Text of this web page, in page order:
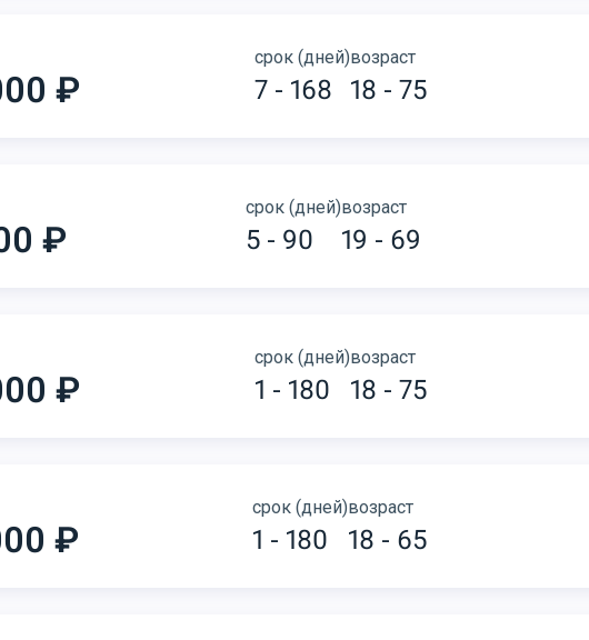
₽
срок (дней)
7 - 168
возраст
18 - 75
₽
срок (дней)
5 - 90
возраст
19 - 69
₽
срок (дней)
1 - 180
возраст
18 - 75
₽
срок (дней)
1 - 180
возраст
18 - 65